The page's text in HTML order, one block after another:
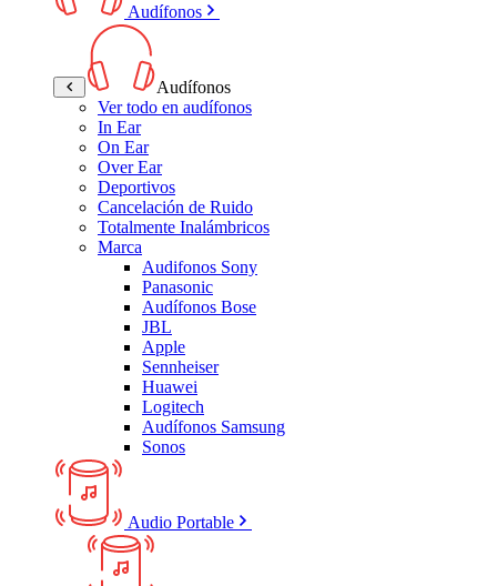
Audífonos
Audífonos
Ver todo en audífonos
In Ear
On Ear
Over Ear
Deportivos
Cancelación de Ruido
Totalmente Inalámbricos
Marca
Audifonos Sony
Panasonic
Audífonos Bose
JBL
Apple
Sennheiser
Huawei
Logitech
Audífonos Samsung
Sonos
Audio Portable